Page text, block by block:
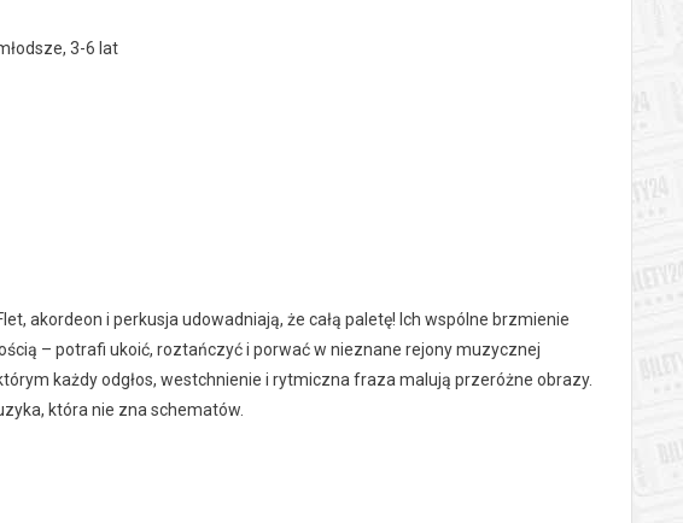
3-6 lat
akordeon i perkusja udowadniają, że całą paletę! Ich wspólne brzmienie
– potrafi ukoić, roztańczyć i porwać w nieznane rejony muzycznej
każdy odgłos, westchnienie i rytmiczna fraza malują przeróżne obrazy.
która nie zna schematów.